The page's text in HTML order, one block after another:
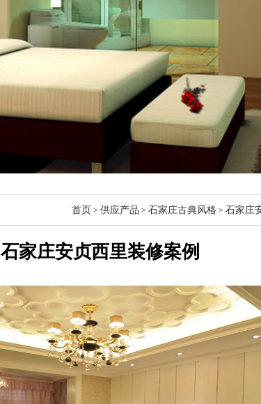
首页 > 供应产品 > 石家庄古典风格 > 石家庄
石家庄安贞西里装修案例